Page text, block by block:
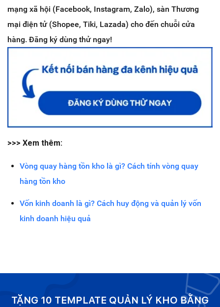
mạng xã hội (Facebook, Instagram, Zalo), sàn Thương
mại điện tử (Shopee, Tiki, Lazada) cho đến chuỗi cửa
hàng. Đăng ký dùng thử ngay!
>>> Xem thêm:
Vòng quay hàng tồn kho là gì? Cách tính vòng quay
hàng tồn kho
Vốn kinh doanh là gì? Cách huy động và quản lý vốn
kinh doanh hiệu quả
TẶNG 10 TEMPLATE QUẢN LÝ KHO BẰNG